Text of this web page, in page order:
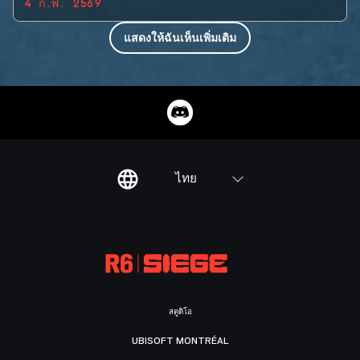
4 ก.พ. 2569
แสดงให้ฉันเห็นเพิ่มเติม
ไทย
สตูดิโอ
UBISOFT MONTRÉAL